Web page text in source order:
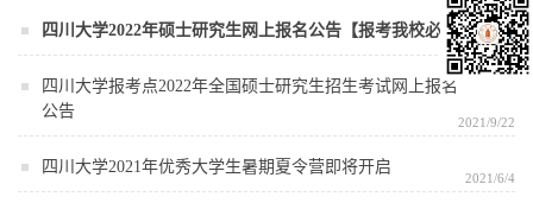
四川大学2022年硕士研究生网上报名公告【报考我校必读】
2021/9/24
四川大学报考点2022年全国硕士研究生招生考试网上报名
公告
2021/9/22
四川大学2021年优秀大学生暑期夏令营即将开启
2021/6/4